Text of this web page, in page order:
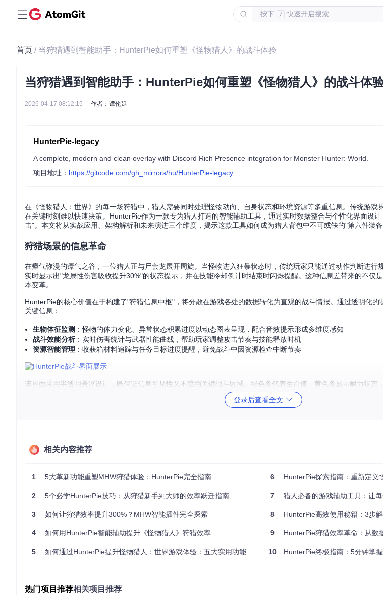
按下 / 快速开启搜索
首页 / 当狩猎遇到智能助手：HunterPie如何重塑《怪物猎人》的战斗体验
当狩猎遇到智能助手：HunterPie如何重塑《怪物猎人》的战斗体
2026-04-17 08:12:15 作者：谭伦延
HunterPie-legacy
A complete, modern and clean overlay with Discord Rich Presence integration for Monster Hunter: World.
项目地址： https://gitcode.com/gh_mirrors/hu/HunterPie-legacy
在《怪物猎人：世界》的每一场狩猎中，猎人需要同时处理怪物动向、自身状态和环境资源等多重信息。传统游戏
在关键时刻难以快速决策。HunterPie作为一款专为猎人打造的智能辅助工具，通过实时数据整合与个性化界面设
击"。本文将从实战应用、架构解析和未来演进三个维度，揭示这款工具如何成为猎人背包中不可或缺的"第六件装备"
狩猎场景的信息革命
在瘴气弥漫的瘴气之谷，一位猎人正与尸套龙展开周旋。当怪物进入狂暴状态时，传统玩家只能通过动作判断进行
实时显示出"龙属性伤害吸收提升30%"的状态提示，并在技能冷却倒计时结束时闪烁提醒。这种信息差带来的不仅
本变革。
HunterPie的核心价值在于构建了"狩猎信息中枢"，将分散在游戏各处的数据转化为直观的战斗情报。通过透明化
关键信息：
生物体征监测 ：怪物的体力变化、异常状态积累进度以动态图表呈现，配合音效提示形成多维度感知
战斗效能分析：实时伤害统计与武器性能曲线，帮助玩家调整攻击节奏与技能释放时机
资源智能管理 ：收获箱材料追踪与任务目标进度提醒，避免战斗中因资源检查中断节奏
该界面采用半透明悬浮设计，既保证信息可见性又不遮挡关键战斗区域。绿色条代表生命值，黄色条显示耐力状态
能为资深猎人提供深度定制空间。
数据采集层：如同猎人的侦察虫，静默运行在后台，实时捕获游戏进程中的关键数据，包括角色状态、怪物行为
展示交互层：作为信息呈现的窗口，提供多种可视化方案，从简洁的数值显示到复杂的趋势图表
这种分层架构带来两大优势：一是各模块独立运行，某个功能异常不会影响整体稳定性；二是便于功能扩展，开发
场景应用矩阵：找到你的专属配置
用户类型 核心需求
登录后查看全文
相关内容推荐
1 5大革新功能重塑MHW狩猎体验：HunterPie完全指南
2 5个必学HunterPie技巧：从狩猎新手到大师的效率跃迁指南
3 如何让狩猎效率提升300%？MHW智能插件完全探索
4 如何用HunterPie智能辅助提升《怪物猎人》狩猎效率
5 如何通过HunterPie提升怪物猎人：世界游戏体验：五大实用功能全面解析
6 HunterPie探索指南：重新定义
7 猎人必备的游戏辅助工具：让
8 HunterPie高效使用秘籍：3步
9 HunterPie狩猎效率革命：从数
10 HunterPie终极指南：5分钟掌
热门项目推荐相关项目推荐